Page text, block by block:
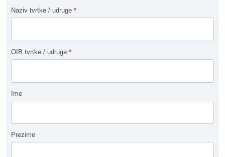
Naziv tvrtke / udruge *
OIB tvrtke / udruge *
Ime
Prezime